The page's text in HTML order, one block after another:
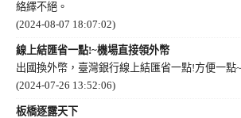
絡繹不絕。
(2024-08-07 18:07:02)
線上結匯省一點!~機場直接領外幣
出國換外幣，臺灣銀行線上結匯省一點!方便一點
(2024-07-26 13:52:06)
板橋逐露天下